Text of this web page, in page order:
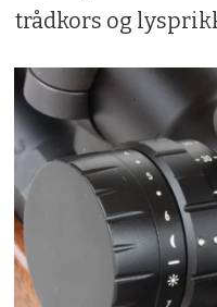
trådkors og